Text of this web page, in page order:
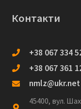
Контакти
+38 067 334
+38 067 361
nmlz@ukr.net
45400, вул.